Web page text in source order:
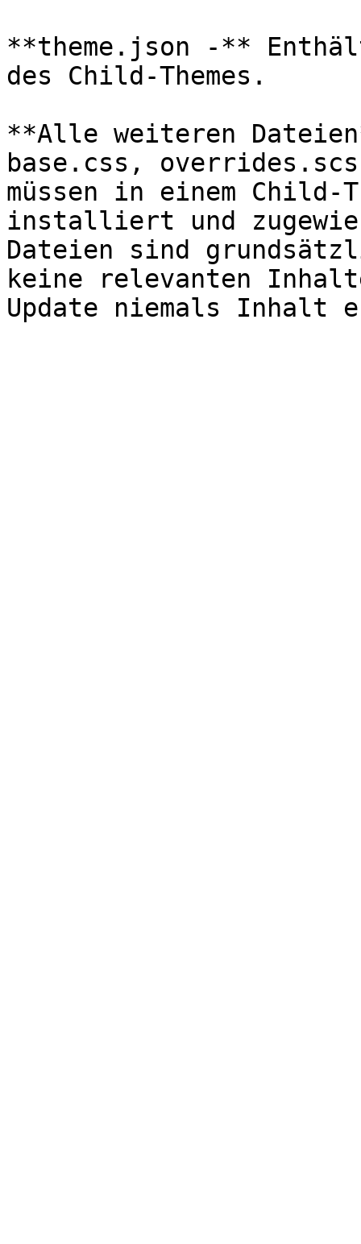
**theme.json -**
des Child-Themes.
**Alle weiteren
base.css,
müssen in einem Child-
installiert und
Dateien sind
keine relevanten